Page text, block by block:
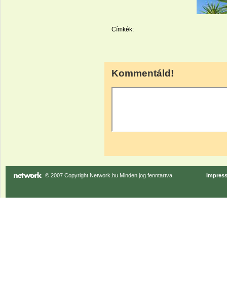
Címkék:
Kommentáld!
© 2007 Copyright Network.hu Minden jog fenntartva.